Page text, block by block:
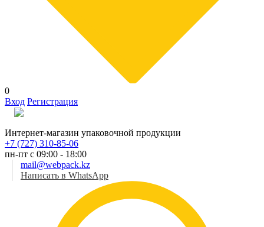
0
Вход Регистрация
Интернет-магазин упаковочной продукции
+7 (727) 310-85-06
пн-пт с 09:00 - 18:00
mail@webpack.kz
Написать в WhatsApp